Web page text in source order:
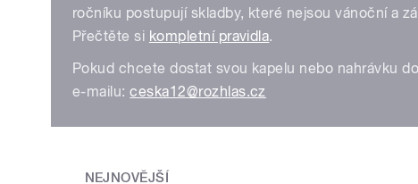
ročníku postupují skladby, které nejsou vánoční a
Přečtěte si kompletní pravidla.
Pokud chcete dostat svou kapelu nebo nahrávku
e-mailu:ceska12@rozhlas.cz
NEJNOVĚJŠÍ